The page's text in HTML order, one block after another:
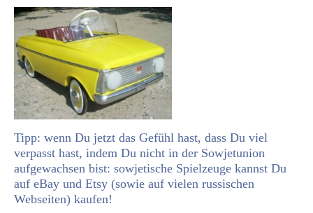
Tipp: wenn Du jetzt das Gefühl hast, dass Du viel
verpasst hast, indem Du nicht in der Sowjetunion
aufgewachsen bist: sowjetische Spielzeuge kannst Du
auf eBay und Etsy (sowie auf vielen russischen
Webseiten) kaufen!